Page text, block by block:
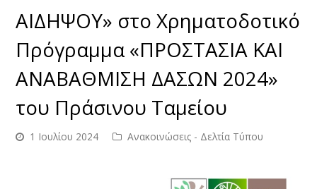
ΑΙΔΗΨΟΥ» στο Χρηματοδοτικό
Πρόγραμμα «ΠΡΟΣΤΑΣΙΑ ΚΑΙ
ΑΝΑΒΑΘΜΙΣΗ ΔΑΣΩΝ 2024»
του Πράσινου Ταμείου
1 Ιουλίου 2024 Ανακοινώσεις - Δελτία Τύπου